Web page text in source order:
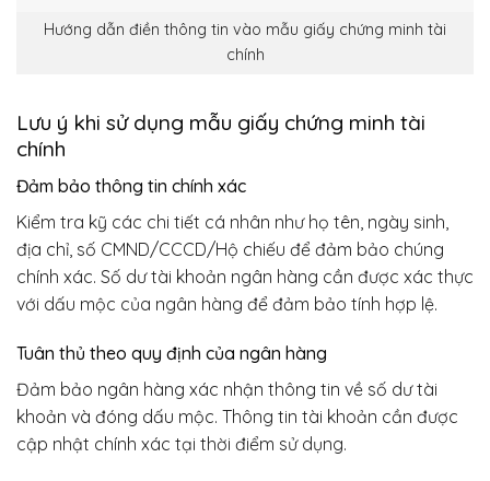
Hướng dẫn điền thông tin vào mẫu giấy chứng minh tài
chính
Lưu ý khi sử dụng mẫu giấy chứng minh tài
chính
Đảm bảo thông tin chính xác
Kiểm tra kỹ các chi tiết cá nhân như họ tên, ngày sinh,
địa chỉ, số CMND/CCCD/Hộ chiếu để đảm bảo chúng
chính xác. Số dư tài khoản ngân hàng cần được xác thực
với dấu mộc của ngân hàng để đảm bảo tính hợp lệ.
Tuân thủ theo quy định của ngân hàng
Đảm bảo ngân hàng xác nhận thông tin về số dư tài
khoản và đóng dấu mộc. Thông tin tài khoản cần được
cập nhật chính xác tại thời điểm sử dụng.